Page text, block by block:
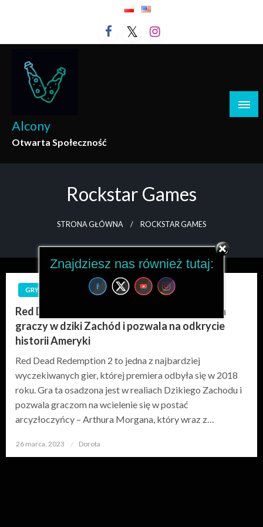
Alcony
Otwarta Społeczność
Rockstar Games
STRONA GŁÓWNA ROCKSTAR GAMES
GRY
Red Dead Redemption 2: Jak gra wprowadza
graczy w dziki Zachód i pozwala na odkrycie
historii Ameryki
Red Dead Redemption 2 to jedna z najbardziej
wyczekiwanych gier, której premiera odbyła się w 2018
roku. Gra ta osadzona jest w realiach Dzikiego Zachodu i
pozwala graczom na wcielenie się w postać
arcyzłoczyńcy – Arthura Morgana, który wraz z…
Opublikowane
26 marca, 2023 Dorota
Znajdziesz nas również tutaj: